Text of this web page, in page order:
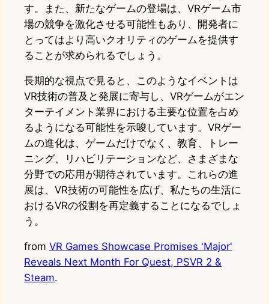
す。また、新たなゲームの登場は、VRゲーム市
場の競争を激化させる可能性もあり、開発者に
とってはより高いクオリティのゲームを提供す
ることが求められるでしょう。
長期的な視点で見ると、このようなイベントは
VR技術の普及と発展に寄与し、VRゲームがエン
ターテイメント業界における主要な位置を占め
るようになる可能性を示唆しています。VRゲー
ムの進化は、ゲームだけでなく、教育、トレー
ニング、リハビリテーションなど、さまざまな
分野での応用が期待されています。これらの進
展は、VR技術の可能性を広げ、私たちの生活に
おけるVRの役割を再定義することになるでしょ
う。
from VR Games Showcase Promises 'Major'
Reveals Next Month For Quest, PSVR 2 &
Steam.